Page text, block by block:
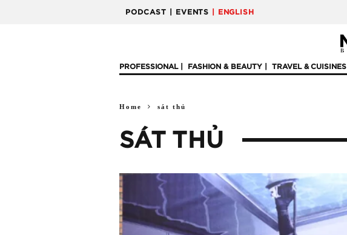
PODCAST | EVENTS | ENGLISH
PROFESSIONAL FASHION & BEAUTY TRAVEL & CUISINES
Home sát thủ
SÁT THỦ